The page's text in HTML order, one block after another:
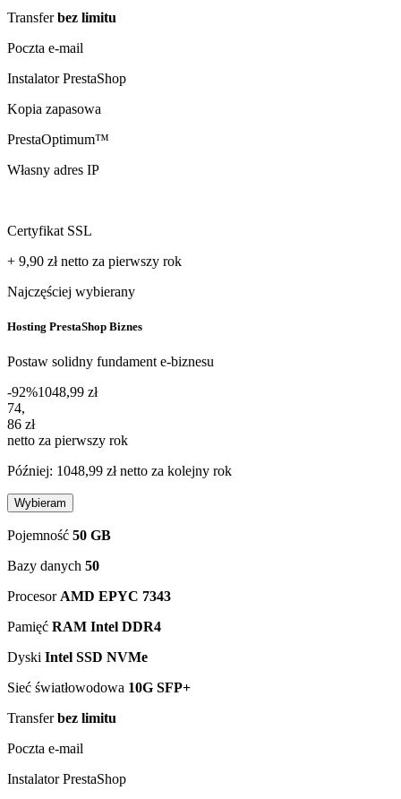
Transferbez limitu
Poczta e-mail
Instalator PrestaShop
Kopia zapasowa
PrestaOptimum™
Własny adres IP
Certyfikat SSL
+ 9,90 złnetto za pierwszy rok
Najczęściej wybierany
Hosting PrestaShop Biznes
Postaw solidny fundament e-biznesu
-92%1048,99 zł
74,86 zł netto za pierwszy rok
74,
86 zł
netto za pierwszy rok
Później: 1048,99 zł netto za kolejny rok
Wybieram
Pojemność 50 GB
Bazy danych 50
ProcesorAMD EPYC 7343
Pamięć RAM Intel DDR4
Dyski Intel SSD NVMe
Sieć światłowodowa 10G SFP+
Transferbez limitu
Poczta e-mail
Instalator PrestaShop